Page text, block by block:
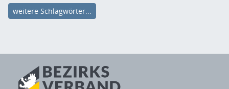
weitere Schlagwörter...